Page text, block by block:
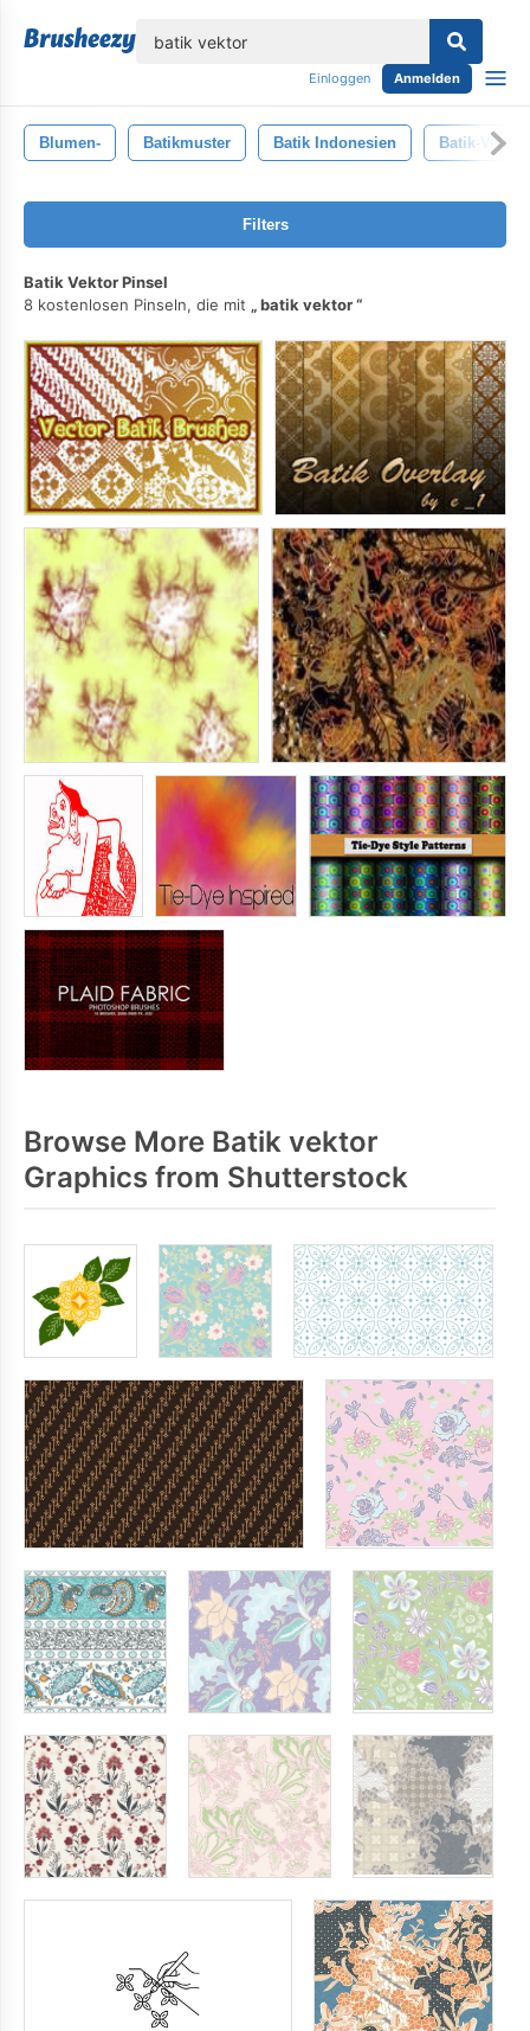
Einloggen Anmelden
Blumen- Batikmuster Batik Indonesien Batik-Vektor
Filters
Batik Vektor Pinsel
8 kostenlosen Pinseln, die mit
batik vektor
Browse More Batik vektor
Graphics from Shutterstock